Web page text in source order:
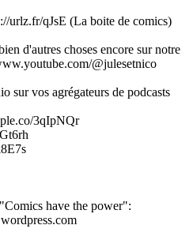
urlz.fr/qJsE (La boite de comics)
d'autres choses encore sur notre
@julesetnico
sur vos agrégateurs de podcasts
3qIpNQr
have the power":